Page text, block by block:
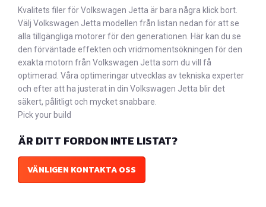
Kvalitets filer för Volkswagen Jetta är bara några klick bort.
Välj Volkswagen Jetta modellen från listan nedan för att se
alla tillgängliga motorer för den generationen. Här kan du se
den förväntade effekten och vridmomentsökningen för den
exakta motorn från Volkswagen Jetta som du vill få
optimerad. Våra optimeringar utvecklas av tekniska experter
och efter att ha justerat in din Volkswagen Jetta blir det
säkert, pålitligt och mycket snabbare.
Pick your build
ÄR DITT FORDON INTE LISTAT?
VÄNLIGEN KONTAKTA OSS